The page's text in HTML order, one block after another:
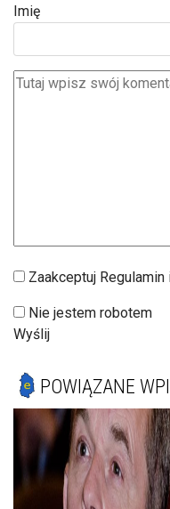
Imię
Zaakceptuj
Nie jestem robotem
Wyślij
POWIĄZANE